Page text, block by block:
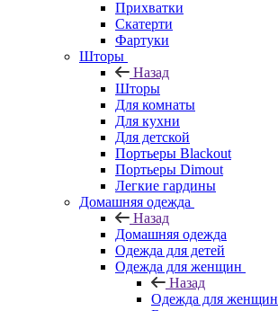
Прихватки
Скатерти
Фартуки
Шторы
Назад
Шторы
Для комнаты
Для кухни
Для детской
Портьеры Blackout
Портьеры Dimout
Легкие гардины
Домашняя одежда
Назад
Домашняя одежда
Одежда для детей
Одежда для женщин
Назад
Одежда для женщин